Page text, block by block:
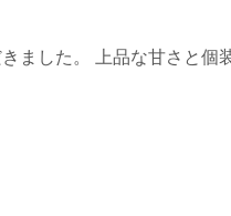
ました。 上品な甘さと個